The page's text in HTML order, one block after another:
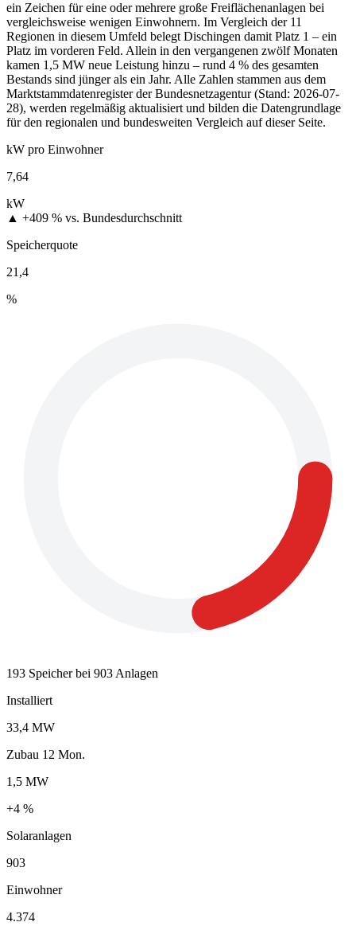
ein Zeichen für eine oder mehrere große Freiflächenanlagen bei
vergleichsweise wenigen Einwohnern. Im Vergleich der 11
Regionen in diesem Umfeld belegt Dischingen damit Platz 1 – ein
Platz im vorderen Feld. Allein in den vergangenen zwölf Monaten
kamen 1,5 MW neue Leistung hinzu – rund 4 % des gesamten
Bestands sind jünger als ein Jahr. Alle Zahlen stammen aus dem
Marktstammdatenregister der Bundesnetzagentur (Stand: 2026-07-
28), werden regelmäßig aktualisiert und bilden die Datengrundlage
für den regionalen und bundesweiten Vergleich auf dieser Seite.
kW pro Einwohner
7,64
kW
▲ +409 % vs. Bundesdurchschnitt
Speicherquote
21,4
%
193 Speicher bei 903 Anlagen
Installiert
33,4 MW
Zubau 12 Mon.
1,5 MW
+4 %
Solaranlagen
903
Einwohner
4.374